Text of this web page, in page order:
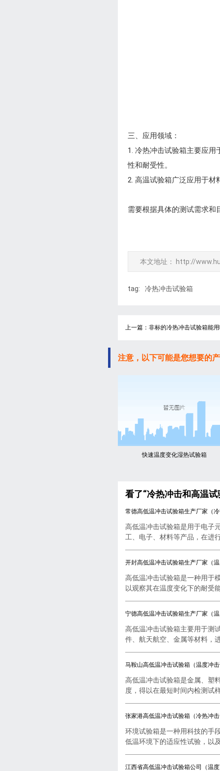
三、应用领域：
1. 冷热冲击试验箱主要应
性和耐受性。
2. 高温试验箱广泛应用于
需要根据具体的测试需求和
本文地址： http://
tag: 冷热冲击试验箱
上一篇：非标的冷热冲击试验箱能
注意，以下可能是您想要的
快速温度变化湿热试验箱
看了“冷热冲击和高温
常德高低温冲击试验箱生产厂家（
高低温冲击试验箱是用于电子
工、电子、材料等产品，在进
开封高低温冲击试验箱生产厂家（
高低温冲击试验箱是一种用于
以观察其在温度变化下的耐受
宁德高低温冲击试验箱生产厂家（
高低温冲击试验箱主要用于测
件、航天航空、金属等材料，
马鞍山高低温冲击试验箱（温度冲
高低温冲击试验箱是金属、塑
度，得以在最短时间内检测试
张家港高低温冲击试验箱（冷热冲
环境试验箱是一种用科技的手
低温环境下的适应性试验，以
江西省高低温冲击试验箱公司（温